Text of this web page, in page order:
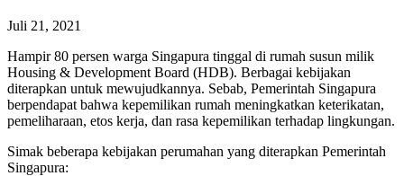
Juli 21, 2021
Hampir 80 persen warga Singapura tinggal di rumah susun milik
Housing & Development Board (HDB). Berbagai kebijakan
diterapkan untuk mewujudkannya. Sebab, Pemerintah Singapura
berpendapat bahwa kepemilikan rumah meningkatkan keterikatan,
pemeliharaan, etos kerja, dan rasa kepemilikan terhadap lingkungan.
Simak beberapa kebijakan perumahan yang diterapkan Pemerintah
Singapura: